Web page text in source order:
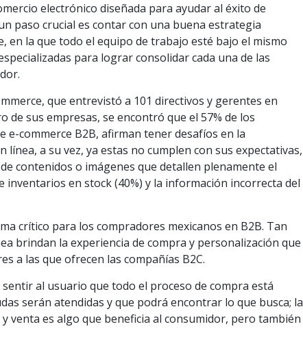
electrónico diseñada para ayudar al éxito de
paso crucial es contar con una buena estrategia
en la que todo el equipo de trabajo esté bajo el mismo
para lograr consolidar cada una de las
que entrevistó a 101 directivos y gerentes en
de sus empresas, se encontró que el 57% de los
commerce B2B, afirman tener desafíos en la
a su vez, ya estas no cumplen con sus expectativas,
contenidos o imágenes que detallen plenamente el
en stock (40%) y la información incorrecta del
crítico para los compradores mexicanos en B2B. Tan
brindan la experiencia de compra y personalización que
a las que ofrecen las compañías B2C.
al usuario que todo el proceso de compra está
serán atendidas y que podrá encontrar lo que busca; la
venta es algo que beneficia al consumidor, pero también